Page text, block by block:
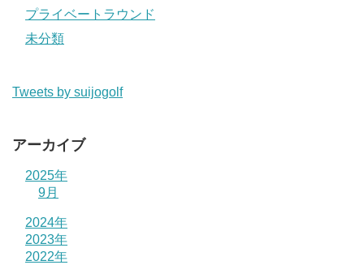
プライベートラウンド
未分類
Tweets by suijogolf
アーカイブ
2025年
9月
2024年
2023年
2022年